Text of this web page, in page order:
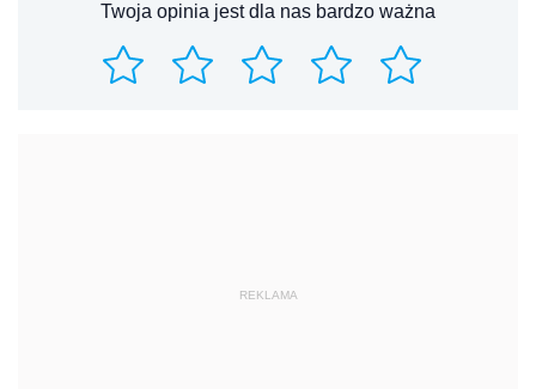
Twoja opinia jest dla nas bardzo ważna
REKLAMA